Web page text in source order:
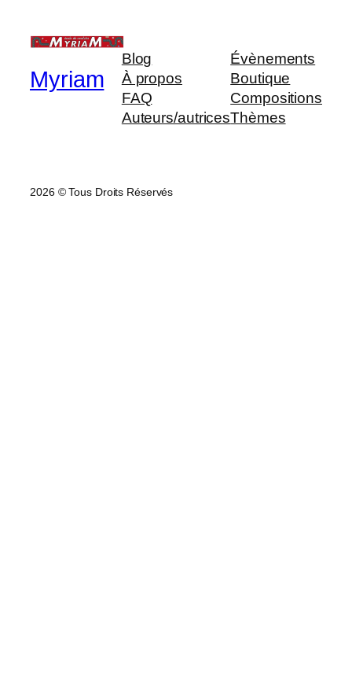
Myriam
Blog
À propos
FAQ
Auteurs/autrices
Évènements
Boutique
Compositions
Thèmes
2026 © Tous Droits Réservés